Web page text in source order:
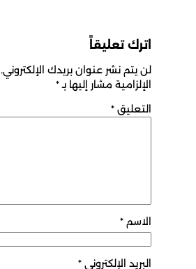
اترك تعليقاً
لن يتم نشر عنوان بريدك الإلكتروني.
الإلزامية مشار إليها بـ*
التعليق *
الاسم *
البريد الإلكتروني *